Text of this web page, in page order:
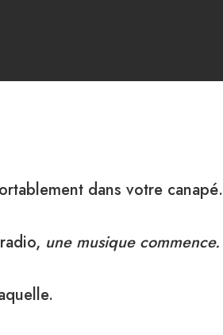
dans votre canapé.
une musique commence.